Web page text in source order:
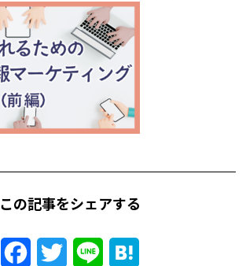
この記事をシェアする
FacebookTwitter Line